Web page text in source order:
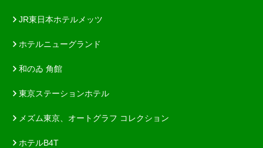
JR東日本ホテルメッツ
ホテルニューグランド
和のゐ 角館
東京ステーションホテル
メズム東京、オートグラフ コレクション
ホテルB4T